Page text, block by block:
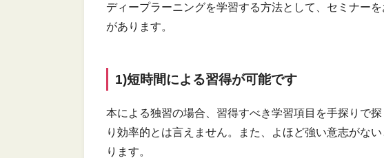
ディープラーニングを学習する方法として、セミナー
があります。
1)短時間による習得が可能です
本による独習の場合、習得すべき学習項目を手探りで
り効率的とは言えません。また、よほど強い意志がな
ります。